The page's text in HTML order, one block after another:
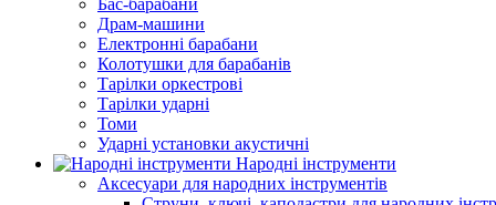
Бас-барабани
Драм-машини
Електронні барабани
Колотушки для барабанів
Тарілки оркестрові
Тарілки ударні
Томи
Ударні установки акустичні
Народні інструменти
Аксесуари для народних інструментів